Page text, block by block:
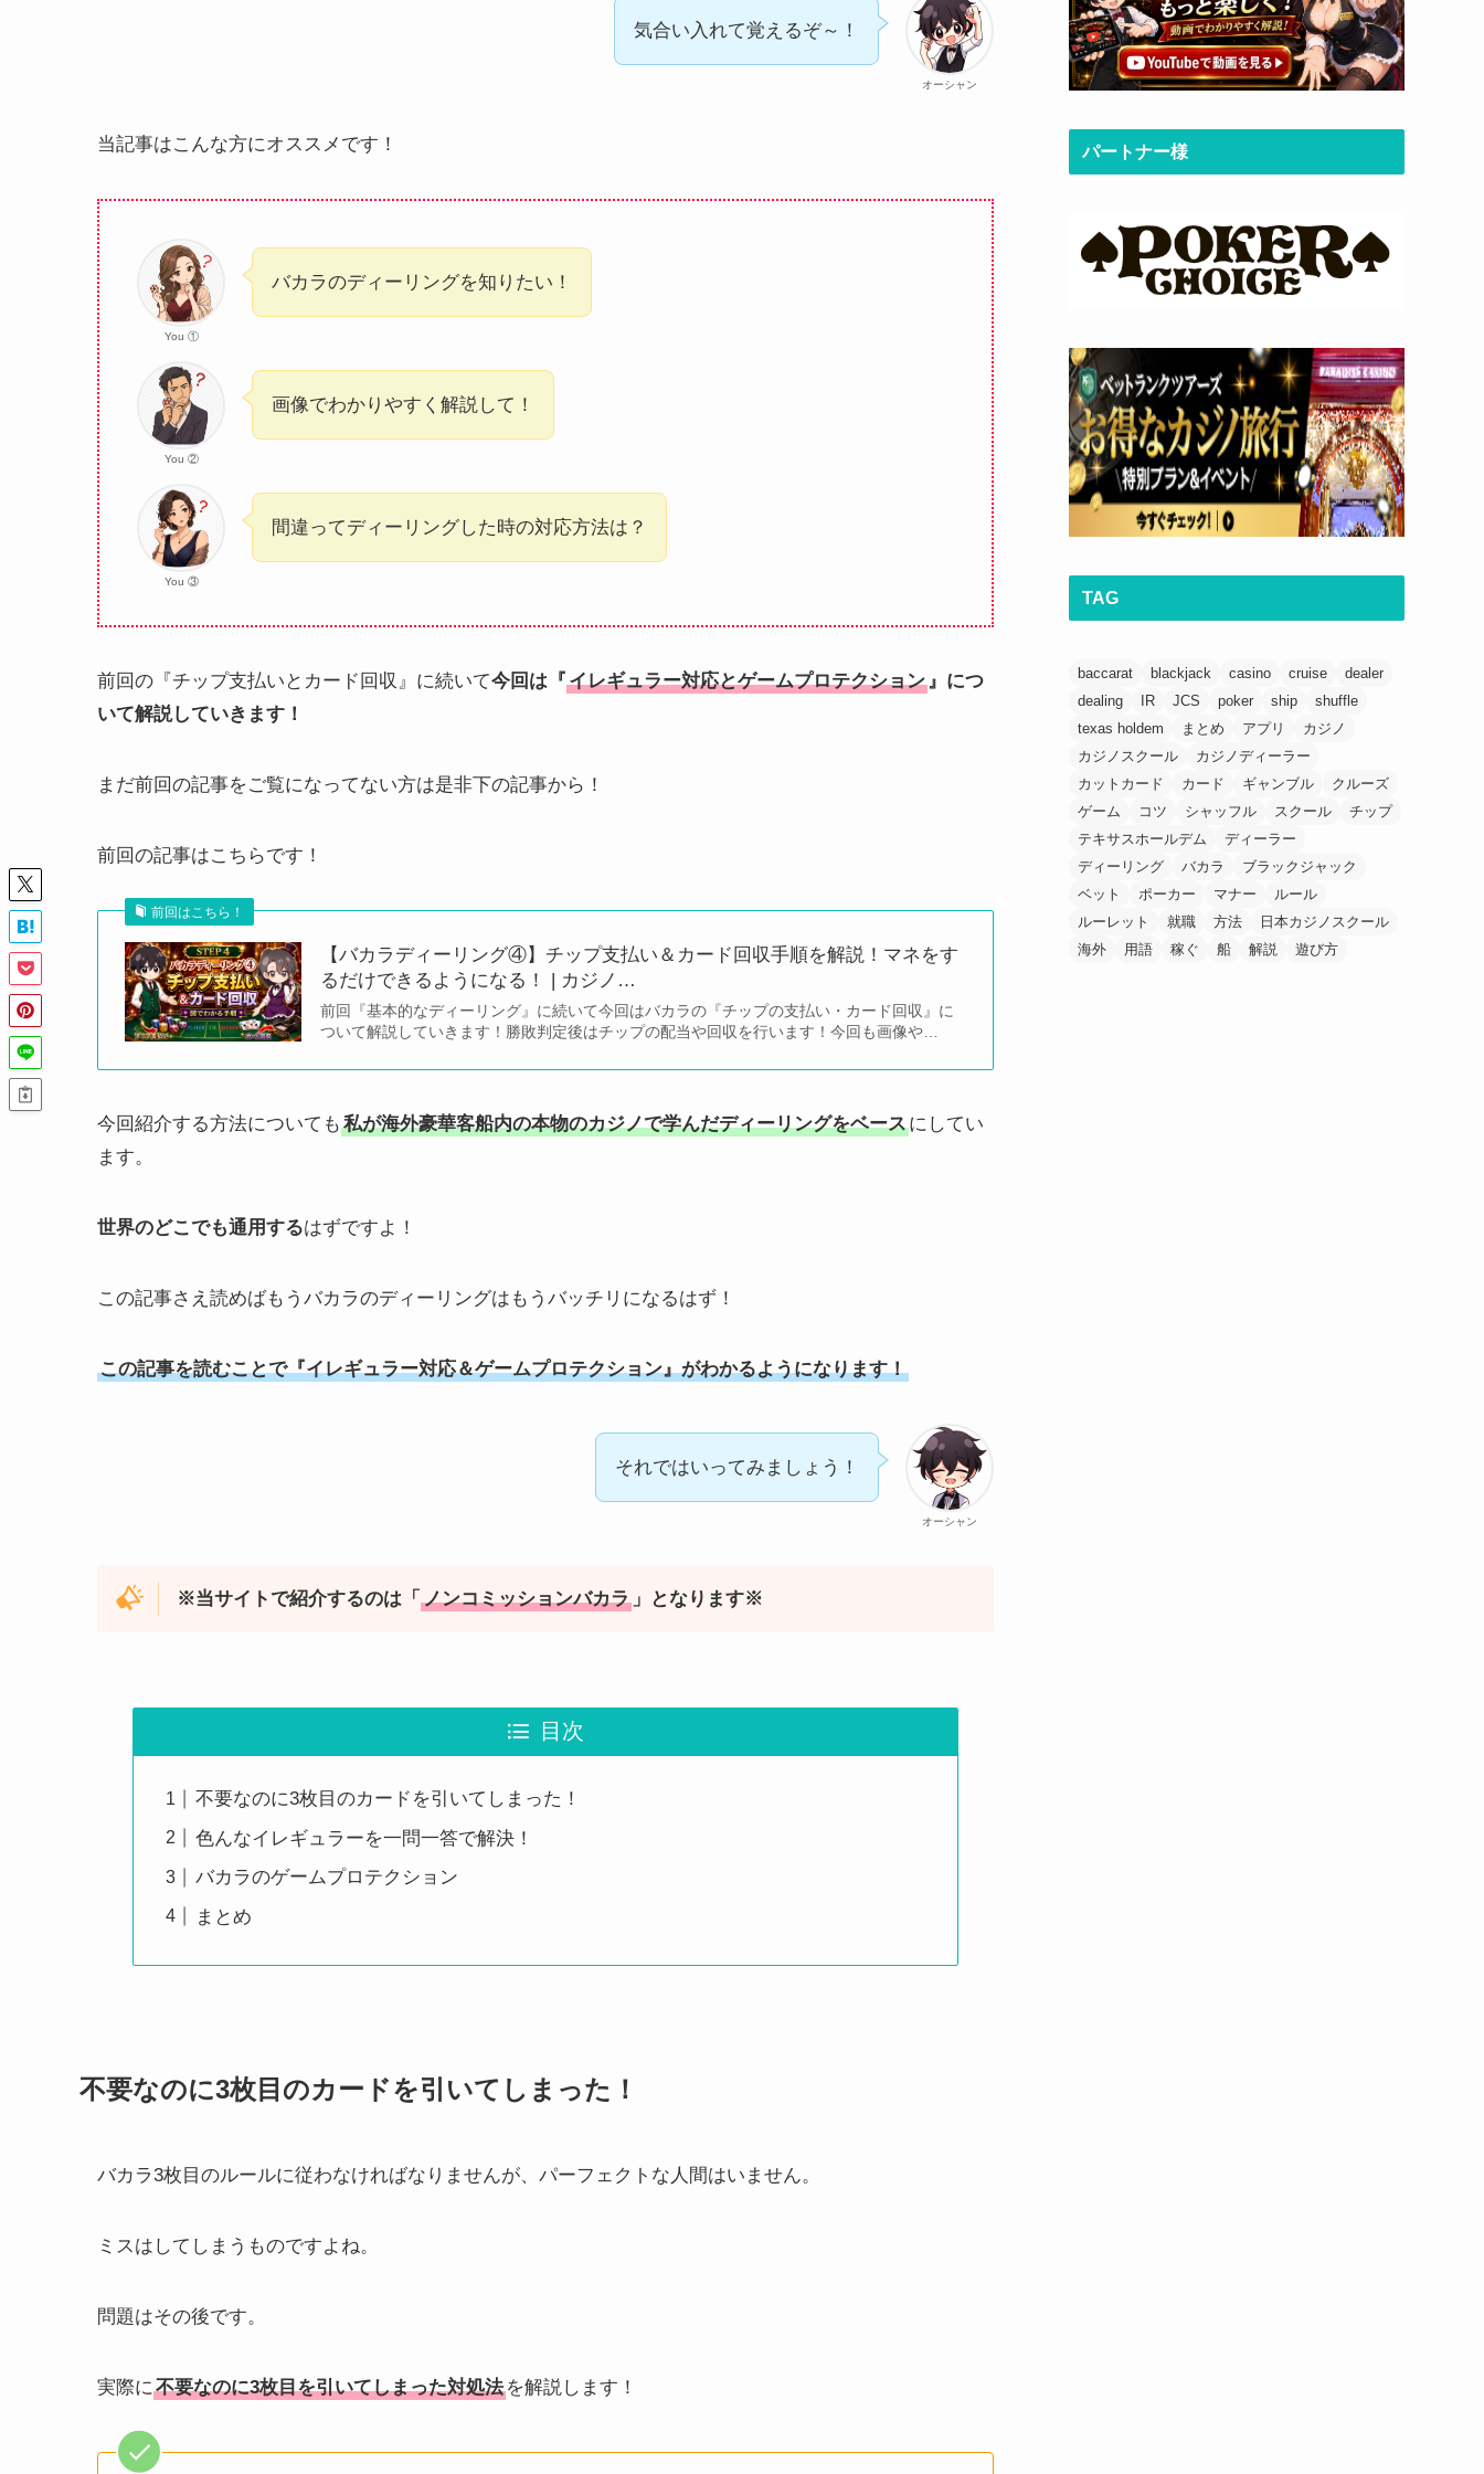
オーシャン
気合い入れて覚えるぞ～！
当記事はこんな方にオススメです！
You ①
バカラのディーリングを知りたい！
You ②
画像でわかりやすく解説して！
You ③
間違ってディーリングした時の対応方法は？
前回の『チップ支払いとカード回収』に続いて今回は『イレギュラー対応とゲームプロテクション 』につ
いて解説していきます！
まだ前回の記事をご覧になってない方は是非下の記事から！
前回の記事はこちらです！
前回はこちら！
【バカラディーリング④】チップ支払い＆カード回収手順を解説！マネをす
るだけできるようになる！ | カジノ…
前回『基本的なディーリング』に続いて今回はバカラの『チップの支払い・カード回収』に
ついて解説していきます！勝敗判定後はチップの配当や回収を行います！今回も画像や…
今回紹介する方法についても 私が海外豪華客船内の本物のカジノで学んだディーリングをベースにしてい
ます。
世界のどこでも通用するはずですよ！
この記事さえ読めばもうバカラのディーリングはもうバッチリになるはず！
この記事を読むことで『イレギュラー対応＆ゲームプロテクション』がわかるようになります！
オーシャン
それではいってみましょう！
※当サイトで紹介するのは「ノンコミッションバカラ 」となります※
目次
不要なのに3枚目のカードを引いてしまった！
色んなイレギュラーを一問一答で解決！
バカラのゲームプロテクション
まとめ
不要なのに3枚目のカードを引いてしまった！
バカラ3枚目のルールに従わなければなりませんが、パーフェクトな人間はいません。
ミスはしてしまうものですよね。
問題はその後です。
実際に不要なのに3枚目を引いてしまった対処法 を解説します！
パートナー様
TAG
baccarat blackjack casino cruise
dealer
dealing
IR JCS poker ship
shuffle
texas holdem
まとめ アプリ
カジノ
カジノスクール
カジノディーラー
カットカード
カード ギャンブル
クルーズ
ゲーム
コツ シャッフル スクール
チップ
テキサスホールデム
ディーラー
ディーリング
バカラ
ブラックジャック
ベット
ポーカー マナー
ルール
ルーレット
就職 方法
日本カジノスクール
海外
用語 稼ぐ 船 解説 遊び方